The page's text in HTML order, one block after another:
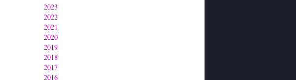
2023
2022
2021
2020
2019
2018
2017
2016